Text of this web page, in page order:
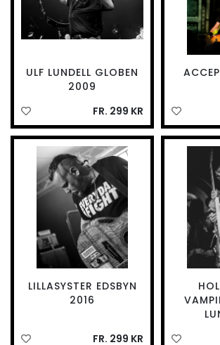
ULF LUNDELL GLOBEN
2009
FR. 299 KR
LILLASYSTER EDSBYN
2016
FR. 299 KR